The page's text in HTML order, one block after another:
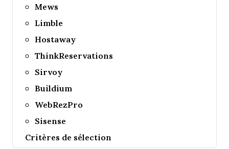
Mews
Limble
Hostaway
ThinkReservations
Sirvoy
Buildium
WebRezPro
Sisense
Critères de sélection